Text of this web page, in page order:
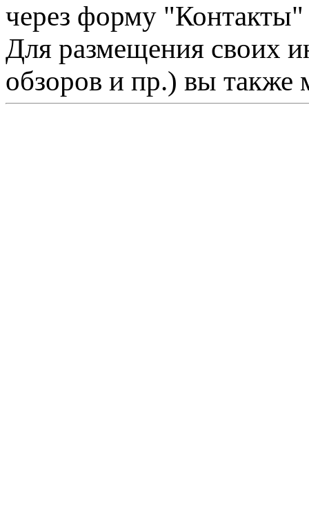
через форму "Контакты"
Для размещения своих
обзоров и пр.) вы также